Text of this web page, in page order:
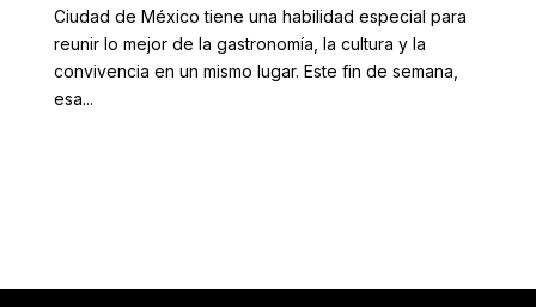
Ciudad de México tiene una habilidad especial para
reunir lo mejor de la gastronomía, la cultura y la
convivencia en un mismo lugar. Este fin de semana,
esa...